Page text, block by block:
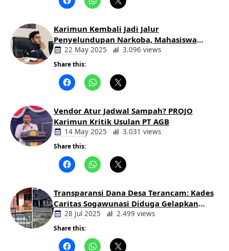
Karimun Kembali Jadi Jalur
Penyelundupan Narkoba, Mahasiswa
Desak Pemkab dan Aparat Bertindak
Tegas
22 May 2025 3.096 views
Share this:
Vendor Atur Jadwal Sampah? PROJO
Karimun Kritik Usulan PT AGB
14 May 2025 3.031 views
Share this:
Transparansi Dana Desa Terancam: Kades
Caritas Sogawunasi Diduga Gelapkan
Bantuan untuk Warga
28 Jul 2025 2.499 views
Share this: